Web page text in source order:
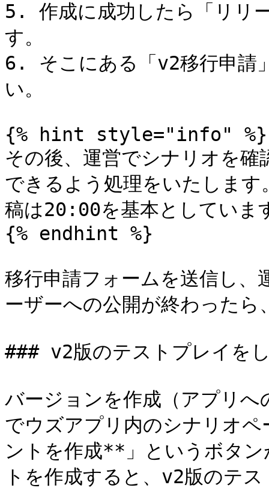
5. 作成に成功したら「リリ
す。
6. そこにある「v2移行申請
い。
{% hint style="info" %}
その後、運営でシナリオを
できるよう処理をいたします
稿は20:00を基本としていま
{% endhint %}
移行申請フォームを送信し、
ーザーへの公開が終わったら
### v2版のテストプレイを
バージョンを作成（アプリ
でウズアプリ内のシナリオ
ントを作成**」というボタ
トを作成すると、v2版のテ